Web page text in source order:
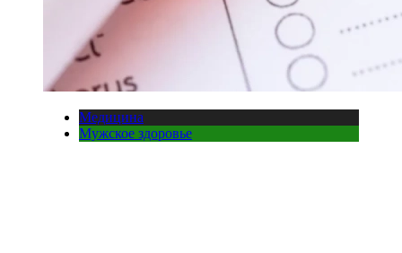
Медицина
Мужское здоровье